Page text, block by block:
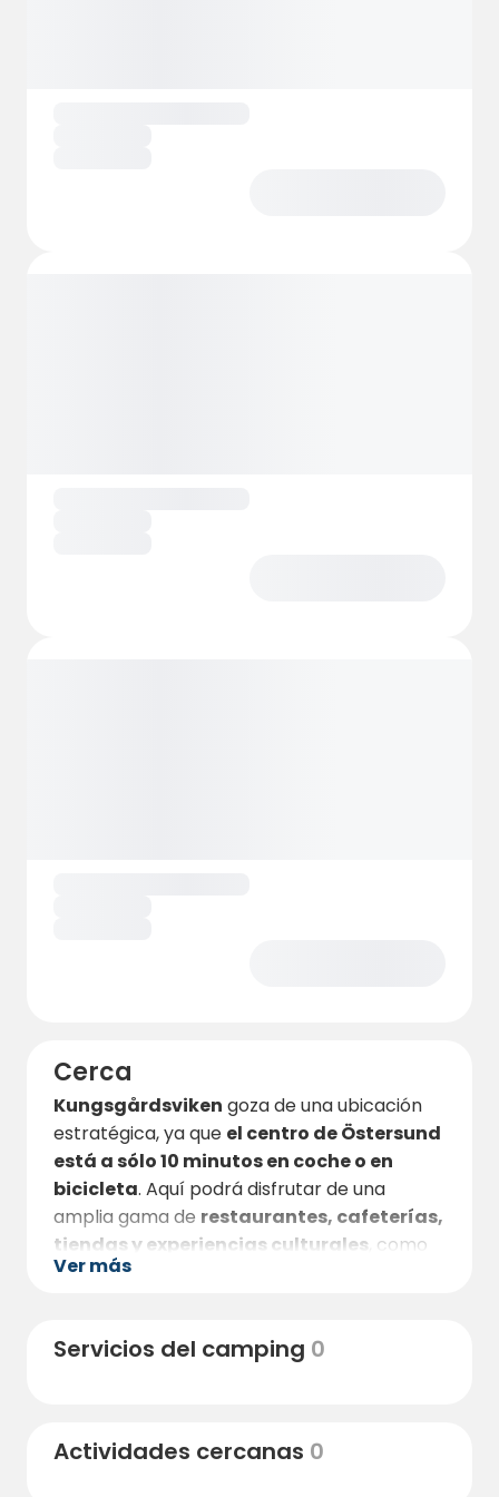
Cerca
Kungsgårdsviken goza de una ubicación
estratégica, ya que el centro de Östersund
está a sólo 10 minutos en coche o en
bicicleta. Aquí podrá disfrutar de una
amplia gama de restaurantes, cafeterías,
tiendas y experiencias culturales , como
Jamtli -el museo del condado de Jämtland-
Si prefiere permanecer en la naturaleza, hay
rutas de senderismo, carriles bici
lago Storsjön o practique remo en aguas
Ver más
Servicios del camping 0
Actividades cercanas 0